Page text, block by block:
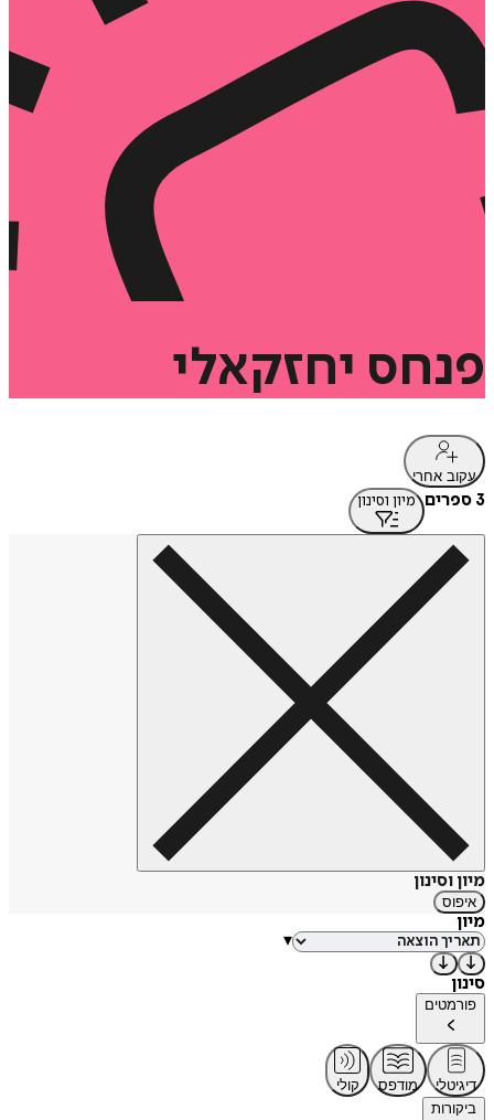
פנחס יחזקאלי
עקוב אחרי
3 ספרים מיון וסינון
מיון וסינון
איפוס
מיון
▾
סינון
פורמטים
דיגיטלי מודפס
קולי
ביקורות